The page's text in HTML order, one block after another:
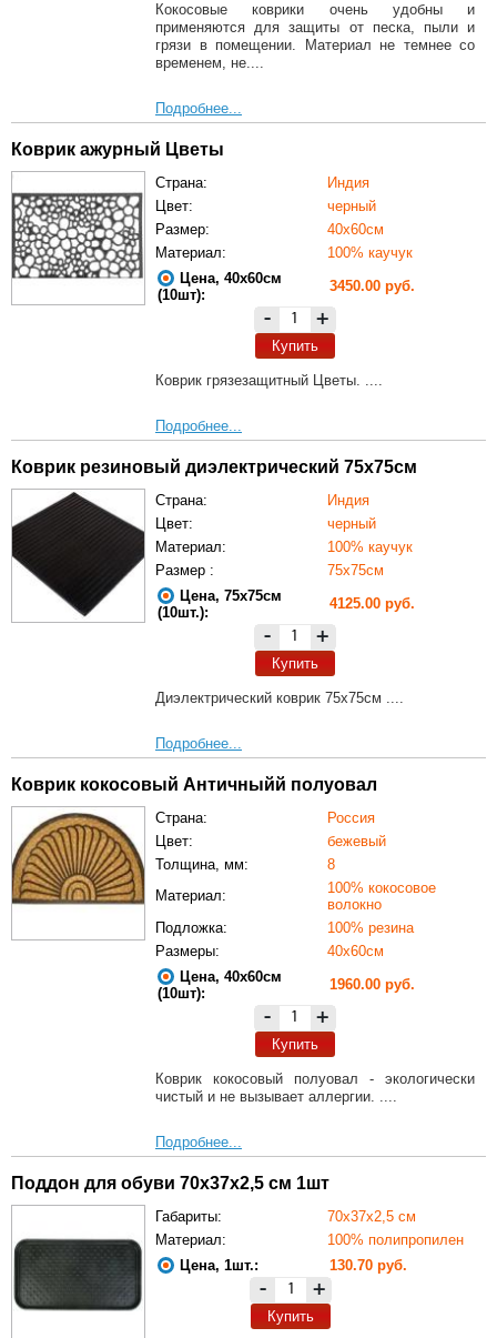
Кокосовые коврики очень удобны и
применяются для защиты от песка, пыли и
грязи в помещении. Материал не темнее со
временем, не....
Подробнее...
Коврик ажурный Цветы
Страна:
Индия
Цвет:
черный
Размер:
40х60см
Материал:
100% каучук
Цена, 40х60см
(10шт):
3450.00 руб.
- +
Купить
Коврик грязезащитный Цветы. ....
Подробнее...
Коврик резиновый диэлектрический 75х75см
Страна:
Индия
Цвет:
черный
Материал:
100% каучук
Размер :
75х75см
Цена, 75х75см
(10шт.):
4125.00 руб.
- +
Купить
Диэлектрический коврик 75х75см ....
Подробнее...
Коврик кокосовый Античныйй полуовал
Страна:
Россия
Цвет:
бежевый
Толщина, мм:
8
Материал:
100% кокосовое
волокно
Подложка:
100% резина
Размеры:
40х60см
Цена, 40х60см
(10шт):
1960.00 руб.
- +
Купить
Коврик кокосовый полуовал - экологически
чистый и не вызывает аллергии. ....
Подробнее...
Поддон для обуви 70х37х2,5 см 1шт
Габариты:
70х37х2,5 см
Материал:
100% полипропилен
Цена, 1шт.:
130.70 руб.
- +
Купить